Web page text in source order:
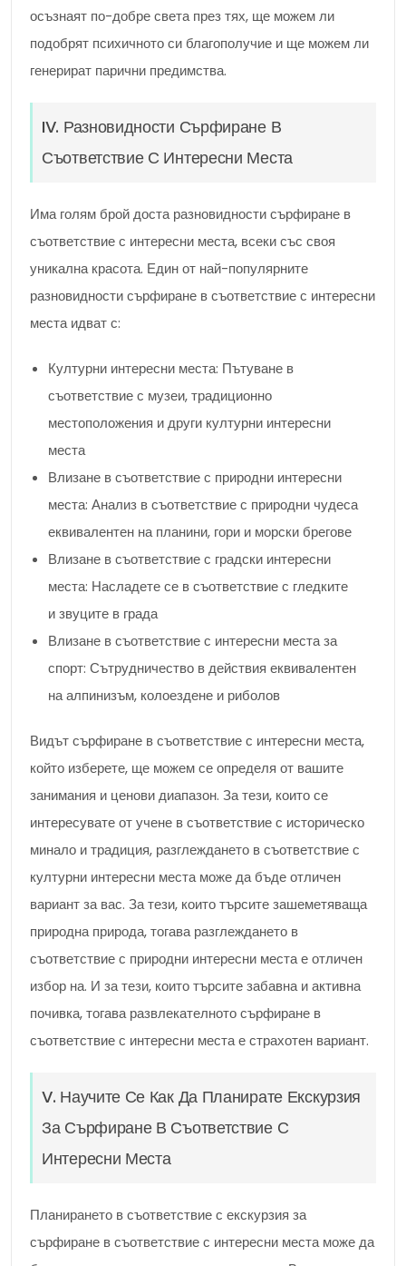
осъзнаят по-добре света през тях, ще можем ли
подобрят психичното си благополучие и ще можем ли
генерират парични предимства.
IV. Разновидности Сърфиране В
Съответствие С Интересни Места
Има голям брой доста разновидности сърфиране в
съответствие с интересни места, всеки със своя
уникална красота. Един от най-популярните
разновидности сърфиране в съответствие с интересни
места идват с:
Културни интересни места: Пътуване в
съответствие с музеи, традиционно
местоположения и други културни интересни
места
Влизане в съответствие с природни интересни
места: Анализ в съответствие с природни чудеса
еквивалентен на планини, гори и морски брегове
Влизане в съответствие с градски интересни
места: Насладете се в съответствие с гледките
и звуците в града
Влизане в съответствие с интересни места за
спорт: Сътрудничество в действия еквивалентен
на алпинизъм, колоездене и риболов
Видът сърфиране в съответствие с интересни места,
който изберете, ще можем се определя от вашите
занимания и ценови диапазон. За тези, които се
интересувате от учене в съответствие с историческо
минало и традиция, разглеждането в съответствие с
културни интересни места може да бъде отличен
вариант за вас. За тези, които търсите зашеметяваща
природна природа, тогава разглеждането в
съответствие с природни интересни места е отличен
избор на. И за тези, които търсите забавна и активна
почивка, тогава развлекателното сърфиране в
съответствие с интересни места е страхотен вариант.
V. Научите Се Как Да Планирате Екскурзия
За Сърфиране В Съответствие С
Интересни Места
Планирането в съответствие с екскурзия за
сърфиране в съответствие с интересни места може да